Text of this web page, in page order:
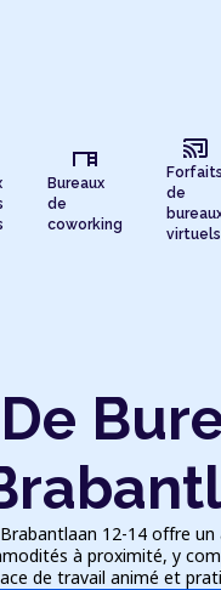
desk
Bureaux
de
coworking
cast_connected
Forfaits
de
virtuels
12-14 offre
à proximité, y
de travail animé et